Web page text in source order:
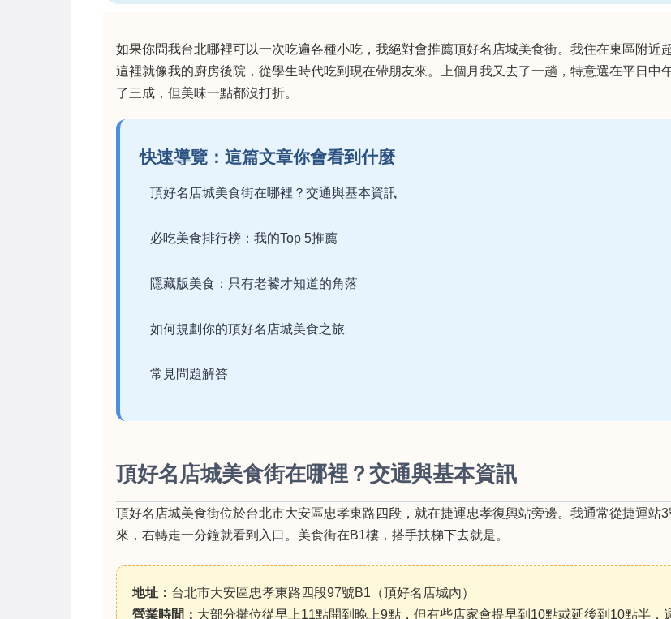
如果你問我台北哪裡可以一次吃遍各種小吃，我絕對會推薦頂好名店城美食街。我住在東區附近
這裡就像我的廚房後院，從學生時代吃到現在帶朋友來。上個月我又去了一趟，特意選在平日中
了三成，但美味一點都沒打折。
快速導覽：這篇文章你會看到什麼
頂好名店城美食街在哪裡？交通與基本資訊
必吃美食排行榜：我的Top 5推薦
隱藏版美食：只有老饕才知道的角落
如何規劃你的頂好名店城美食之旅
常見問題解答
頂好名店城美食街在哪裡？交通與基本資訊
頂好名店城美食街位於台北市大安區忠孝東路四段，就在捷運忠孝復興站旁邊。我通常從捷運站3
來，右轉走一分鐘就看到入口。美食街在B1樓，搭手扶梯下去就是。
地址： 台北市大安區忠孝東路四段97號B1（頂好名店城內）
營業時間： 大部分攤位從早上11點開到晚上9點，但有些店家會提早到10點或延後到10點半，